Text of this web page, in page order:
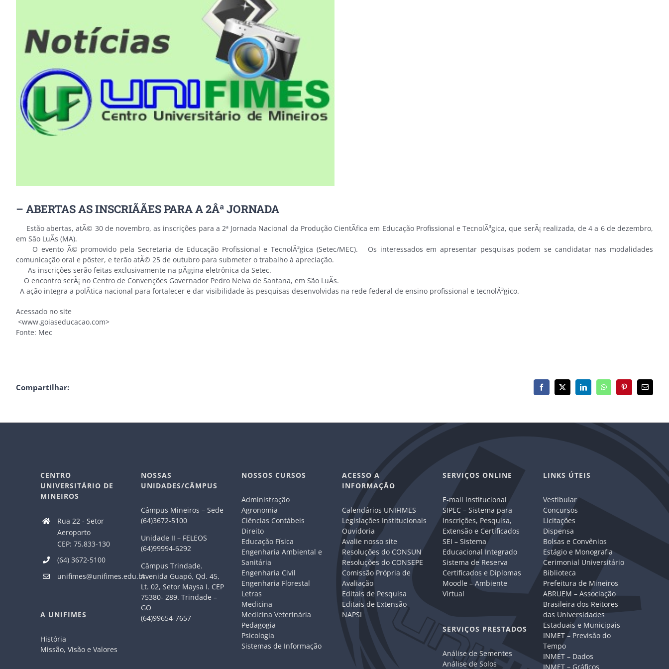
– ABERTAS AS INSCRIÃÃES PARA A 2Âª JORNADA
Estão abertas, atÃ© 30 de novembro, as inscrições para a 2ª Jornada Nacional da Produção CientÃ­fica em Educação Profissional e TecnolÃ³gica, que serÃ¡ realizada, de 4 a 6 de dezembro,
em São LuÃ­s (MA).
O evento Ã© promovido pela Secretaria de Educação Profissional e TecnolÃ³gica (Setec/MEC). Os interessados em apresentar pesquisas podem se candidatar nas modalidades
comunicação oral e pôster, e terão atÃ© 25 de outubro para submeter o trabalho à apreciação.
As inscrições serão feitas exclusivamente na pÃ¡gina eletrônica da Setec.
O encontro serÃ¡ no Centro de Convenções Governador Pedro Neiva de Santana, em São LuÃ­s.
A ação integra a polÃ­tica nacional para fortalecer e dar visibilidade às pesquisas desenvolvidas na rede federal de ensino profissional e tecnolÃ³gico.
Acessado no site
<www.goiaseducacao.com>
Fonte: Mec
Compartilhar: Facebook
X LinkedInWhatsAppPinterest
E-
mail
CENTRO
UNIVERSITÁRIO DE
MINEIROS
Rua 22 - Setor
Aeroporto
CEP: 75.833-130
(64) 3672-5100
unifimes@unifimes.edu.br
A UNIFIMES
História
Missão, Visão e Valores
NOSSAS
UNIDADES/CÂMPUS
Câmpus Mineiros – Sede
(64)3672-5100
Unidade II – FELEOS
(64)99994-6292
Câmpus Trindade.
Avenida Guapó, Qd. 45,
Lt. 02, Setor Maysa I. CEP
75380- 289. Trindade –
GO
(64)99654-7657
NOSSOS CURSOS
Administração
Agronomia
Ciências Contábeis
Direito
Educação Física
Engenharia Ambiental e
Sanitária
Engenharia Civil
Engenharia Florestal
Letras
Medicina
Medicina Veterinária
Pedagogia
Psicologia
Sistemas de Informação
ACESSO A
INFORMAÇÃO
Calendários UNIFIMES
Legislações Institucionais
Ouvidoria
Avalie nosso site
Resoluções do CONSUN
Resoluções do CONSEPE
Comissão Própria de
Avaliação
Editais de Pesquisa
Editais de Extensão
NAPSI
SERVIÇOS ONLINE
E-mail Institucional
SIPEC – Sistema para
Inscrições, Pesquisa,
Extensão e Certificados
SEI – Sistema
Educacional Integrado
Sistema de Reserva
Certificados e Diplomas
Moodle – Ambiente
Virtual
SERVIÇOS PRESTADOS
Análise de Sementes
Análise de Solos
LINKS ÚTEIS
Vestibular
Concursos
Licitações
Dispensa
Bolsas e Convênios
Estágio e Monografia
Cerimonial Universitário
Biblioteca
Prefeitura de Mineiros
ABRUEM – Associação
Brasileira dos Reitores
das Universidades
Estaduais e Municipais
INMET – Previsão do
Tempo
INMET – Dados
INMET – Gráficos